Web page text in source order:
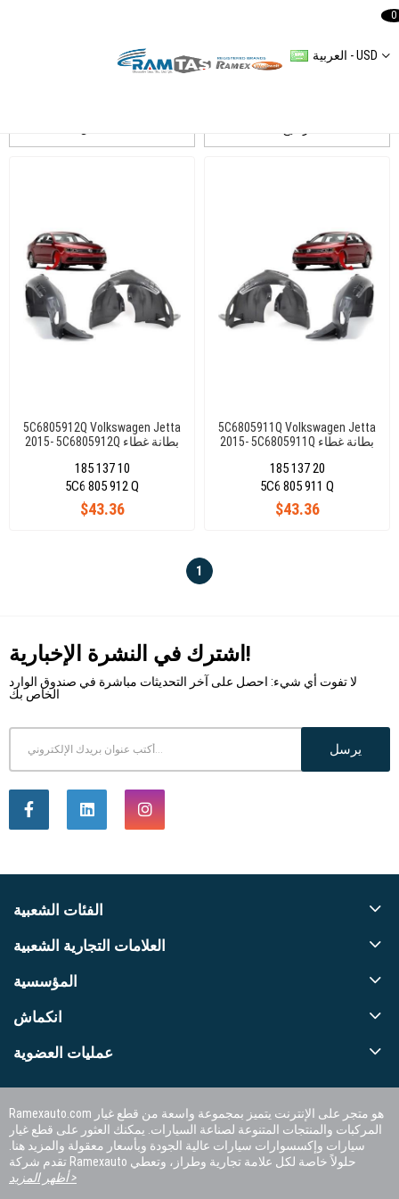
العربية - USD
0
5C6805912Q Volkswagen Jetta
2015- 5C6805912Q بطانة غطاء
185 137 10
$43.36
5C6 805 912 Q
5C6805911Q Volkswagen Jetta
2015- 5C6805911Q بطانة غطاء
185 137 20
$43.36
5C6 805 911 Q
1
اشترك في النشرة الإخبارية!
لا تفوت أي شيء: احصل على آخر التحديثات مباشرة في صندوق الوارد
الخاص بك
يرسل
الفئات الشعبية
العلامات التجارية الشعبية
المؤسسية
انكماش
عمليات العضوية
Ramexauto.com هو متجر على الإنترنت يتميز بمجموعة واسعة من قطع غيار
المركبات والمنتجات المتنوعة لصناعة السيارات. يمكنك العثور على قطع غيار
سيارات وإكسسوارات سيارات عالية الجودة وبأسعار معقولة والمزيد هنا.
تقدم شركة Ramexauto حلولاً خاصة لكل علامة تجارية وطراز، وتعطي
أظهر المزيد >